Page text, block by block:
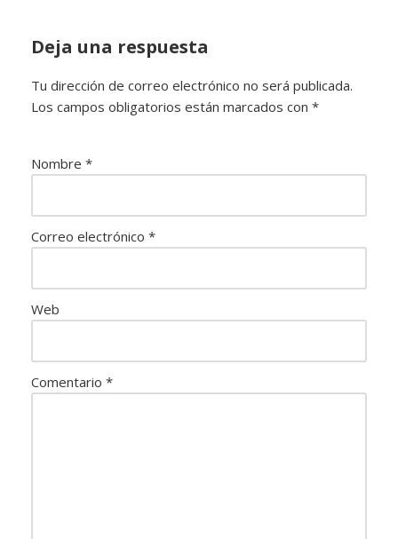
Deja una respuesta
Tu dirección de correo electrónico no será publicada.
Los campos obligatorios están marcados con *
Nombre *
Correo electrónico *
Web
Comentario *